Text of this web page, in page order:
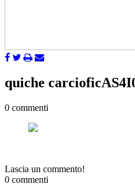
quiche
0 commenti
Lascia un commento!
0 commenti